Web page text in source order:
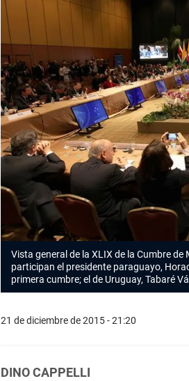
Vista general de la XLIX de la Cumbre
participan el presidente paraguayo,
primera cumbre; el de Uruguay, Tabaré
21 de diciembre de 2015 - 21:20
DINO CAPPELLI